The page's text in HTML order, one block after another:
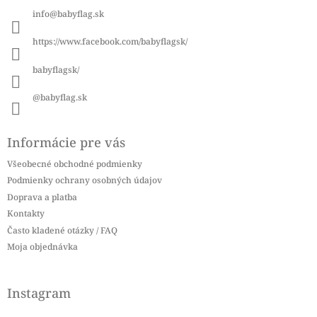
info@babyflag.sk
https://www.facebook.com/babyflagsk/
babyflagsk/
@babyflag.sk
Informácie pre vás
Všeobecné obchodné podmienky
Podmienky ochrany osobných údajov
Doprava a platba
Kontakty
Často kladené otázky / FAQ
Moja objednávka
Instagram